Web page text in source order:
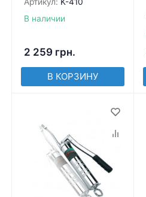
В наличии
2 259 грн.
В КОРЗИНУ